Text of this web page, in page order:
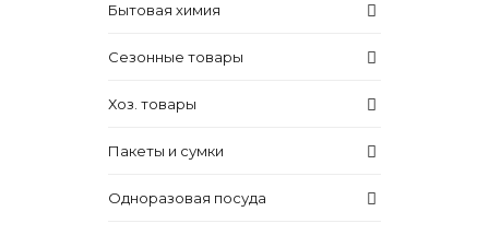
Бытовая химия
Сезонные товары
Хоз. товары
Пакеты и сумки
Одноразовая посуда